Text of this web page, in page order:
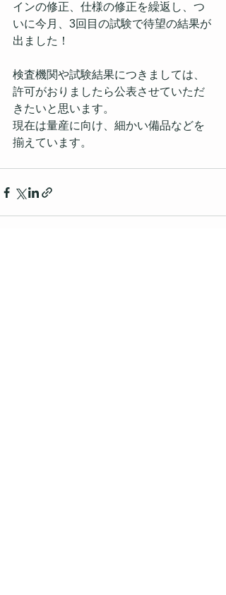
インの修正、仕様の修正を繰返し、つ
いに今月、3回目の試験で待望の結果が
出ました！
検査機関や試験結果につきましては、
許可がおりましたら公表させていただ
きたいと思います。
現在は量産に向け、細かい備品などを
揃えています。